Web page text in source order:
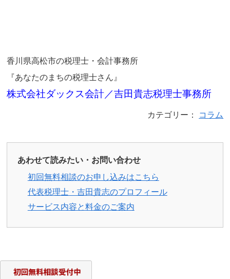
香川県高松市の税理士・会計事務所
『あなたのまちの税理士さん』
株式会社ダックス会計／吉田貴志税理士事務所
カテゴリー： コラム
あわせて読みたい・お問い合わせ
初回無料相談のお申し込みはこちら
代表税理士・吉田貴志のプロフィール
サービス内容と料金のご案内